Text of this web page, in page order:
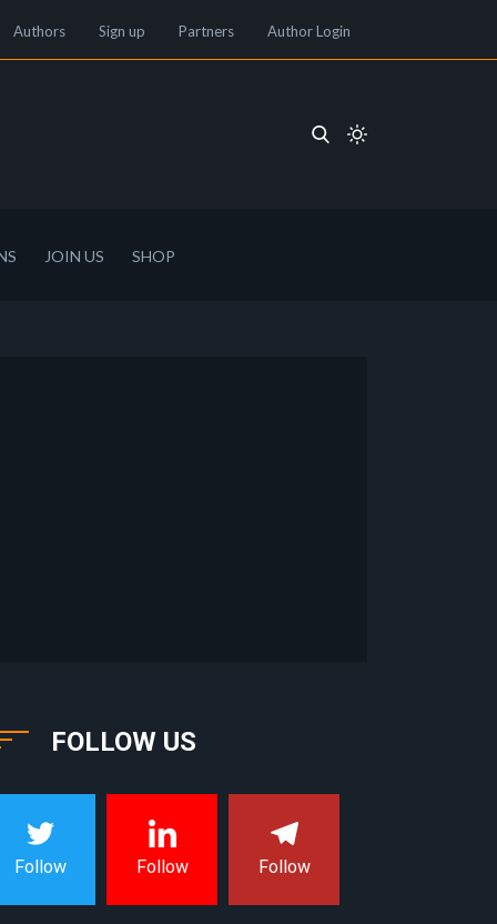
Authors Sign up Partners Author Login
JOIN US SHOP
FOLLOW US
Follow Follow Follow